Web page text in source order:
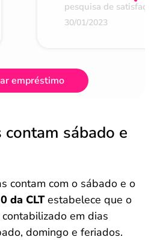
pesquisa de
30/01/2023
empréstimo
sábado e
contam com o sábado e o
da CLTestabelece que o
em dias
domingo e feriados.